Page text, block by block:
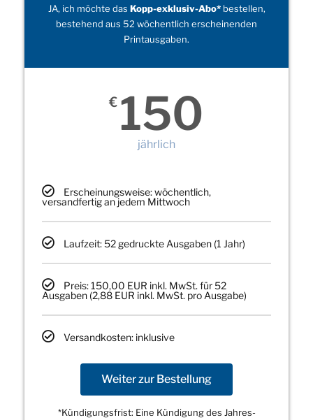
JA, ich möchte das Kopp-exklusiv-Abo*bestellen,
bestehend aus 52 wöchentlich erscheinenden
Printausgaben.
€ 150
jährlich
Erscheinungsweise: wöchentlich,
versandfertig an jedem Mittwoch
Laufzeit: 52 gedruckte Ausgaben (1 Jahr)
Preis: 150,00 EUR inkl. MwSt. für 52
Ausgaben (2,88 EUR inkl. MwSt. pro Ausgabe)
Versandkosten: inklusive
Weiter zur Bestellung
*Kündigungsfrist: Eine Kündigung des Jahres-